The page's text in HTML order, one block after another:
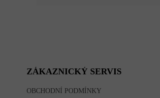
ZÁKAZNICKÝ SERVIS
OBCHODNÍ PODMÍNKY